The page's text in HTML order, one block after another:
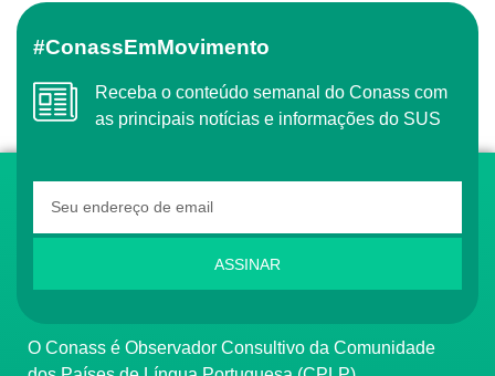
#ConassEmMovimento
Receba o conteúdo semanal do Conass com
as principais notícias e informações do SUS
ASSINAR
O Conass é Observador Consultivo da Comunidade